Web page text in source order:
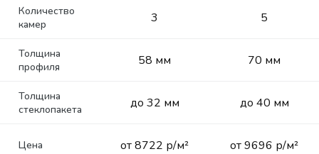
Количество
камер
Толщина
профиля
Толщина
стеклопакета
Цена
3
58 мм
до 32 мм
от 8722 р/м²
5
70 мм
до 40 мм
от 9696 р/м²